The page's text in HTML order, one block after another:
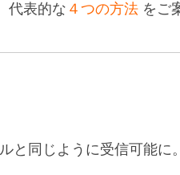
代表的な ４つの方法 をご
と同じように受信可能に。